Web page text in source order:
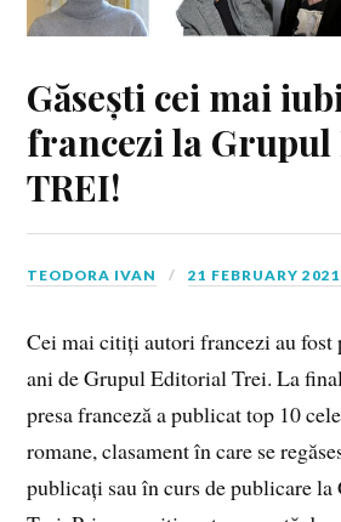
Găsești cei mai
francezi la
TREI!
TEODORA IVAN 21 FEBRUARY 2021
Cei mai citiți autori francezi au
ani de Grupul Editorial Trei. La
presa franceză a publicat top 10
romane, clasament în care se
publicați sau în curs de publicare